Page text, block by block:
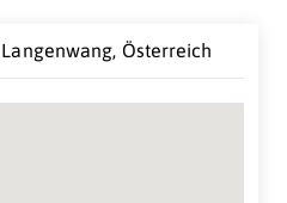
Österreich